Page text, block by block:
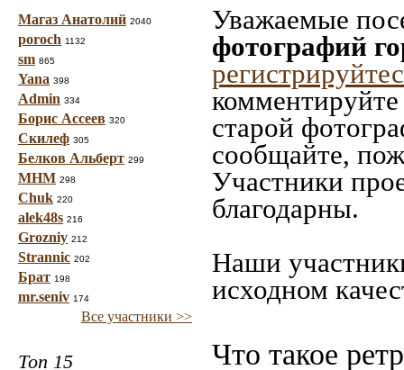
Магаз Анатолий 2040
poroch 1132
sm 865
Yana 398
Admin 334
Борис Ассеев 320
Скилеф 305
Белков Альберт 299
МНМ 298
Chuk 220
alek48s 216
Grozniy 212
Strannic 202
Брат 198
mr.seniv 174
Все участники >>
Топ 15
Уважаемые
фотографий
старой
сообщайте,
Участники
благодарны.
Наши
исходном
Что такое